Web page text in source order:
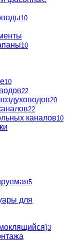
10
10
10
22
20
22
каналов10
5
для
3